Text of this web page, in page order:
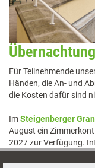
Für Teilnehmende
Händen, die An- und
die Kosten dafür sind
ImSteigenberger
August ein
2027 zur Verfügung.